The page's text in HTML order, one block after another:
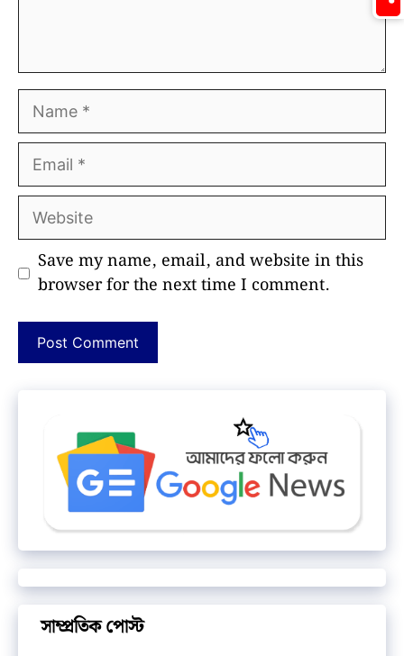
Name
Email
Website
Save my name, email, and website in this
browser for the next time I comment.
সাম্প্রতিক পোস্ট